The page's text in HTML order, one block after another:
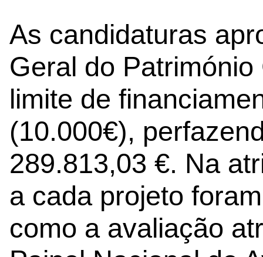
As candidaturas
Geral do
limite de
(10.000€),
289.813,03 €. Na
a cada projeto
como a avaliação